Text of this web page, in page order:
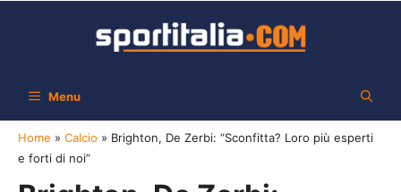
Menu
Home » Calcio » Brighton, De Zerbi: “Sconfitta? Loro più esperti
e forti di noi”